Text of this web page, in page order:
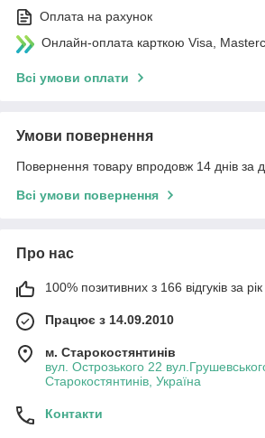
Оплата на рахунок
Онлайн-оплата карткою Visa,
Всі умови оплати
Умови повернення
Повернення товару впродовж 14 днів за
Всі умови повернення
Про нас
100% позитивних з 166 відгуків за рік
Працює з 14.09.2010
м. Старокостянтинів
вул. Острозького 22
Старокостянтинів, Україна
Контакти